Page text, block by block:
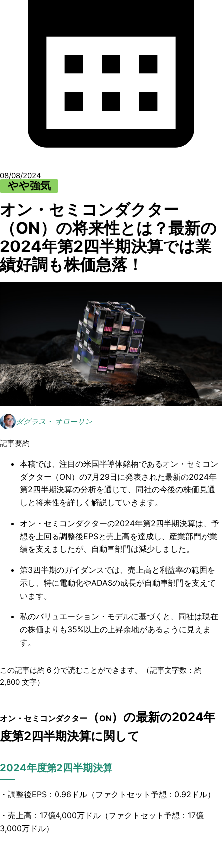
08/08/2024
やや強気
オン・セミコンダクター
（ON）の将来性とは？最新の
2024年第2四半期決算では業
績好調も株価急落！
ダグラス・ オローリン
記事要約
本稿では、注目の米国半導体銘柄であるオン・セミコン
ダクター（ON）の7月29日に発表された最新の2024年
第2四半期決算の分析を通じて、同社の今後の株価見通
しと将来性を詳しく解説していきます。
オン・セミコンダクターの2024年第2四半期決算は、予
想を上回る調整後EPSと売上高を達成し、産業部門が業
績を支えましたが、自動車部門は減少しました。
第3四半期のガイダンスでは、売上高と利益率の範囲を
示し、特に電動化やADASの成長が自動車部門を支えて
います。
私のバリュエーション・モデルに基づくと、同社は現在
の株価よりも35%以上の上昇余地があるように見えま
す。
この記事は約 6 分で読むことができます。（記事文字数：約
2,800 文字）
オン・セミコンダクター （ON ）の最新の2024年
度第2四半期決算に関して
2024年度第2四半期決算
・調整後EPS：0.96ドル（ファクトセット予想：0.92ドル）
・売上高：17億4,000万ドル（ファクトセット予想：17億
3,000万ドル）